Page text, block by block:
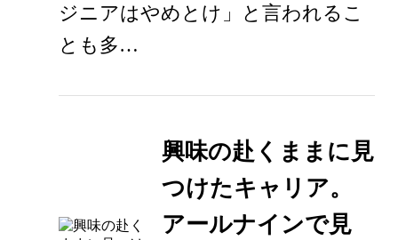
ジニアはやめとけ」と言われるこ
とも多…
興味の赴くままに見
つけたキャリア。
アールナインで見